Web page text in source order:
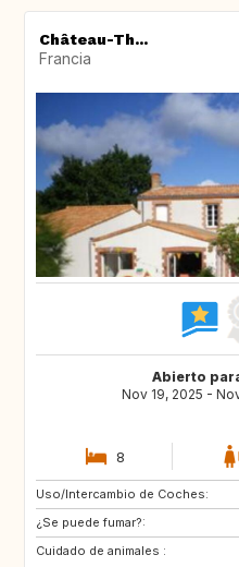
Château-Th...
Francia
Abierto
Nov 19, 2025 -
8
Uso/Intercambio de Coches:
¿Se puede fumar?:
Cuidado de animales :
GB